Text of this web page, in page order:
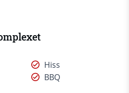
Hiss
BBQ